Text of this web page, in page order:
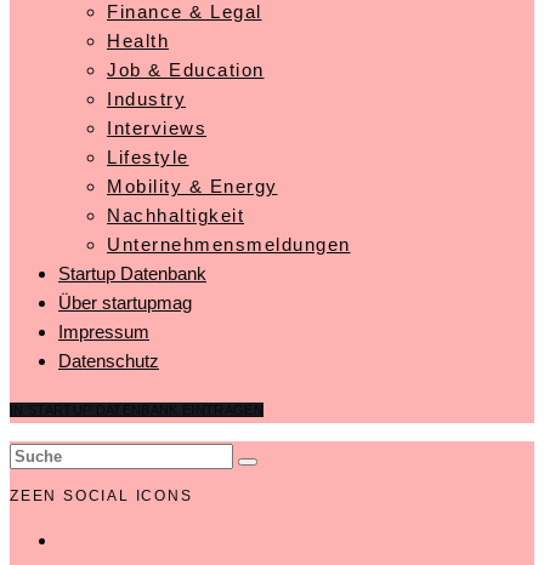
Finance & Legal
Health
Job & Education
Industry
Interviews
Lifestyle
Mobility & Energy
Nachhaltigkeit
Unternehmensmeldungen
Startup Datenbank
Über startupmag
Impressum
Datenschutz
ZEEN SOCIAL ICONS